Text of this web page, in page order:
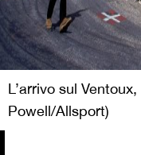
L’arrivo sul
Powell/Allsport)